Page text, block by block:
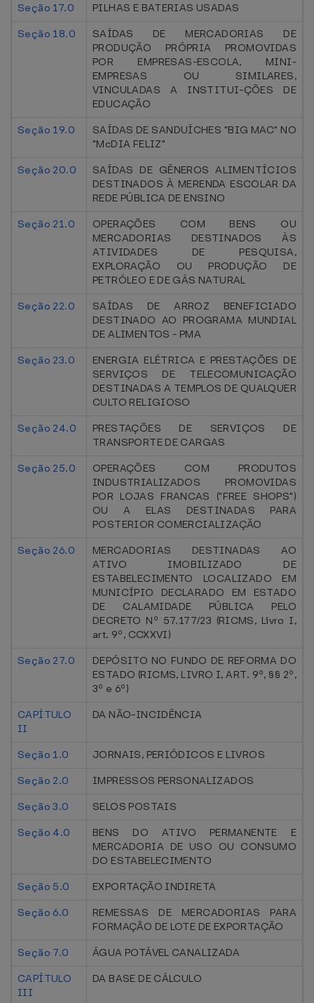
Seção 17.0
PILHAS E BATERIAS USADAS
Seção 18.0
SAÍDAS DE MERCADORIAS DE
PRODUÇÃO PRÓPRIA PROMOVIDAS
POR EMPRESAS-ESCOLA, MINI-
EMPRESAS OU SIMILARES,
VINCULADAS A INSTITUI-ÇÕES DE
EDUCAÇÃO
Seção 19.0
SAÍDAS DE SANDUÍCHES "BIG MAC" NO
"McDIA FELIZ"
Seção 20.0
SAÍDAS DE GÊNEROS ALIMENTÍCIOS
DESTINADOS À MERENDA ESCOLAR DA
REDE PÚBLICA DE ENSINO
Seção 21.0
OPERAÇÕES COM BENS OU
MERCADORIAS DESTINADOS ÀS
ATIVIDADES DE PESQUISA,
EXPLORAÇÃO OU PRODUÇÃO DE
PETRÓLEO E DE GÁS NATURAL
Seção 22.0
SAÍDAS DE ARROZ BENEFICIADO
DESTINADO AO PROGRAMA MUNDIAL
DE ALIMENTOS - PMA
Seção 23.0
ENERGIA ELÉTRICA E PRESTAÇÕES DE
SERVIÇOS DE TELECOMUNICAÇÃO
DESTINADAS A TEMPLOS DE QUALQUER
CULTO RELIGIOSO
Seção 24.0
PRESTAÇÕES DE SERVIÇOS DE
TRANSPORTE DE CARGAS
Seção 25.0
OPERAÇÕES COM PRODUTOS
INDUSTRIALIZADOS PROMOVIDAS
POR LOJAS FRANCAS ("FREE SHOPS")
OU A ELAS DESTINADAS PARA
POSTERIOR COMERCIALIZAÇÃO
Seção 26.0
MERCADORIAS DESTINADAS AO
ATIVO IMOBILIZADO DE
ESTABELECIMENTO LOCALIZADO EM
MUNICÍPIO DECLARADO EM ESTADO
DE CALAMIDADE PÚBLICA PELO
DECRETO Nº 57.177/23 (RICMS, Livro I,
art. 9º, CCXXVI)
Seção 27.0
DEPÓSITO NO FUNDO DE REFORMA DO
ESTADO (RICMS, LIVRO I, ART. 9º, §§ 2º,
3º e 6º)
CAPÍTULO
II
DA NÃO-INCIDÊNCIA
Seção 1.0
JORNAIS, PERIÓDICOS E LIVROS
Seção 2.0
IMPRESSOS PERSONALIZADOS
Seção 3.0
SELOS POSTAIS
Seção 4.0
BENS DO ATIVO PERMANENTE E
MERCADORIA DE USO OU CONSUMO
DO ESTABELECIMENTO
Seção 5.0
EXPORTAÇÃO INDIRETA
Seção 6.0
REMESSAS DE MERCADORIAS PARA
FORMAÇÃO DE LOTE DE EXPORTAÇÃO
Seção 7.0
ÁGUA POTÁVEL CANALIZADA
CAPÍTULO
III
DA BASE DE CÁLCULO